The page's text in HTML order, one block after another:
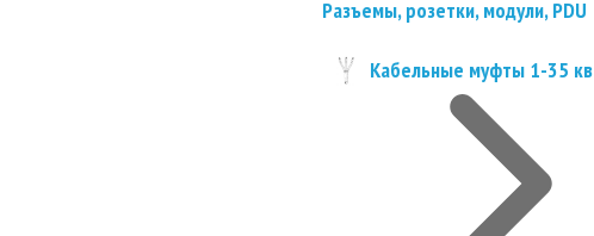
Разъемы, розетки, модули, PDU
Кабельные муфты 1-35 кв